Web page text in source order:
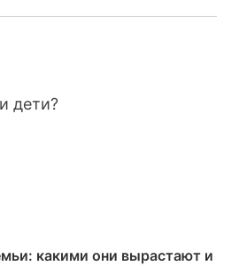
дети?
какими они вырастают и